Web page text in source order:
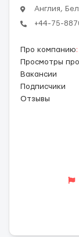
Англия,
+44-75-
Про компанию:
Просмотры
Вакансии
Подписчики
Отзывы